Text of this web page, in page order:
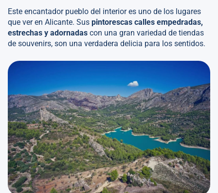
Este encantador pueblo del interior es uno de los lugares
que ver en Alicante. Sus pintorescas calles empedradas,
estrechas y adornadas con una gran variedad de tiendas
de souvenirs, son una verdadera delicia para los sentidos.